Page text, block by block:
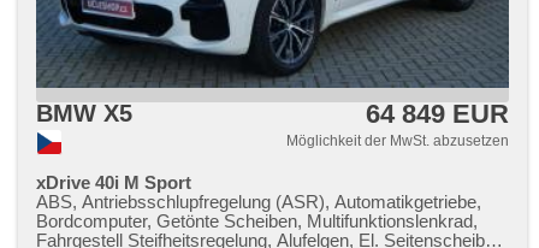
BMW X5 64 849 EUR
Möglichkeit der MwSt. abzusetzen
xDrive 40i M Sport
ABS, Antriebsschlupfregelung (ASR), Automatikgetriebe,
Bordcomputer, Getönte Scheiben, Multifunktionslenkrad,
Fahrgestell Steifheitsregelung, Alufelgen, El. Seitenscheiben,